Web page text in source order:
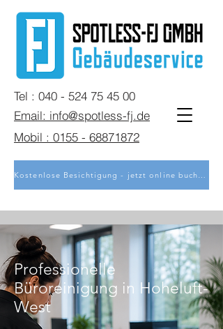
Mobil : 0155 - 68871872
Tel : 040 - 524 75 45 00
Email: info@spotless-fj.de
Kostenlose Besichtigung - jetzt online buchen
Professionelle
Büroreinigung in Hoheluft-
West